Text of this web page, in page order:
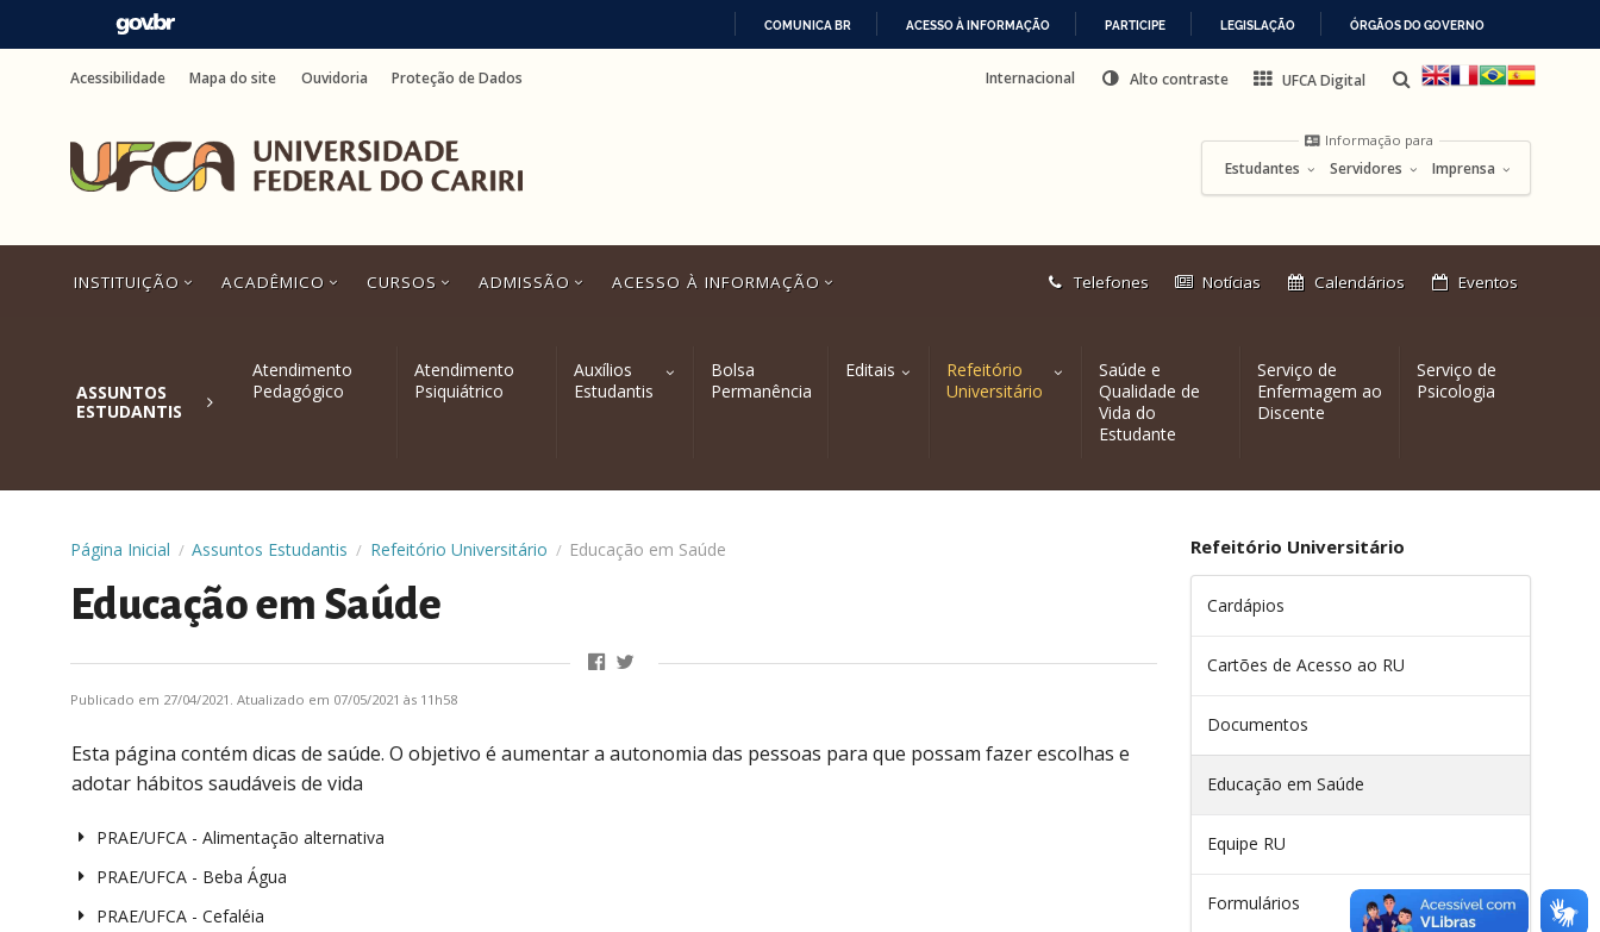
COMUNICA BR ACESSO À INFORMAÇÃO PARTICIPE LEGISLAÇÃO ÓRGÃOS DO GOVERNO
para
para
busca
rodapé
Acessibilidade Mapa do site Ouvidoria Proteção de Dados Internacional Alto contraste UFCA Digital
Informação para
Estudantes Servidores Imprensa
INSTITUIÇÃO ACADÊMICO CURSOS ADMISSÃO ACESSO À INFORMAÇÃO
Link
Telefones Notícias Calendários Eventos
ASSUNTOS
ESTUDANTIS
Atendimento
Pedagógico
Atendimento
Psiquiátrico
Auxílios
Estudantis
Bolsa
Permanência
Editais
Refeitório
Universitário
Saúde e
Qualidade de
Vida do
Estudante
Serviço de
Enfermagem ao
Discente
Serviço de
Psicologia
Página Inicial / Assuntos Estudantis / Refeitório Universitário / Educação em Saúde
Educação em Saúde
Publicado em 27/04/2021. Atualizado em 07/05/2021 às 11h58
Esta página contém dicas de saúde. O objetivo é aumentar a autonomia das pessoas para que possam fazer escolhas e
adotar hábitos saudáveis de vida
PRAE/UFCA - Alimentação alternativa
PRAE/UFCA - Beba Água
PRAE/UFCA - Cefaléia
Refeitório Universitário
Cardápios
Cartões de Acesso ao RU
Documentos
Educação em Saúde
Equipe RU
Formulários